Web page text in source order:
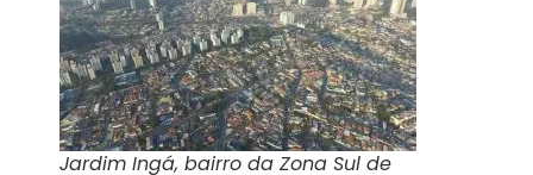
Jardim Ingá, bairro da Zona Sul de